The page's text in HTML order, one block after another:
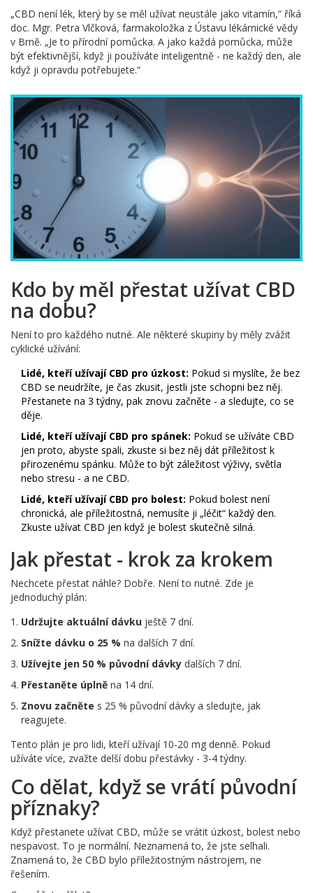
„CBD není lék, který by se měl užívat neustále jako vitamín,“ říká
doc. Mgr. Petra Vlčková, farmakoložka z Ústavu lékárnické vědy
v Brně. „Je to přírodní pomůcka. A jako každá pomůcka, může
být efektivnější, když ji používáte inteligentně - ne každý den, ale
když ji opravdu potřebujete.“
Kdo by měl přestat užívat CBD
na dobu?
Není to pro každého nutné. Ale některé skupiny by měly zvážit
cyklické užívání:
Lidé, kteří užívají CBD pro úzkost: Pokud si myslíte, že bez
CBD se neudržíte, je čas zkusit, jestli jste schopni bez něj.
Přestanete na 3 týdny, pak znovu začněte - a sledujte, co se
děje.
Lidé, kteří užívají CBD pro spánek: Pokud se užíváte CBD
jen proto, abyste spali, zkuste si bez něj dát příležitost k
přirozenému spánku. Může to být záležitost výživy, světla
nebo stresu - a ne CBD.
Lidé, kteří užívají CBD pro bolest: Pokud bolest není
chronická, ale příležitostná, nemusíte ji „léčit“ každý den.
Zkuste užívat CBD jen když je bolest skutečně silná.
Jak přestat - krok za krokem
Nechcete přestat náhle? Dobře. Není to nutné. Zde je
jednoduchý plán:
Udržujte aktuální dávku ještě 7 dní.
Snížte dávku o 25 % na dalších 7 dní.
Užívejte jen 50 % původní dávky dalších 7 dní.
Přestaněte úplně na 14 dní.
Znovu začněte s 25 % původní dávky a sledujte, jak
reagujete.
Tento plán je pro lidi, kteří užívají 10-20 mg denně. Pokud
užíváte více, zvažte delší dobu přestávky - 3-4 týdny.
Co dělat, když se vrátí původní
příznaky?
Když přestanete užívat CBD, může se vrátit úzkost, bolest nebo
nespavost. To je normální. Neznamená to, že jste selhali.
Znamená to, že CBD bylo příležitostným nástrojem, ne
řešením.